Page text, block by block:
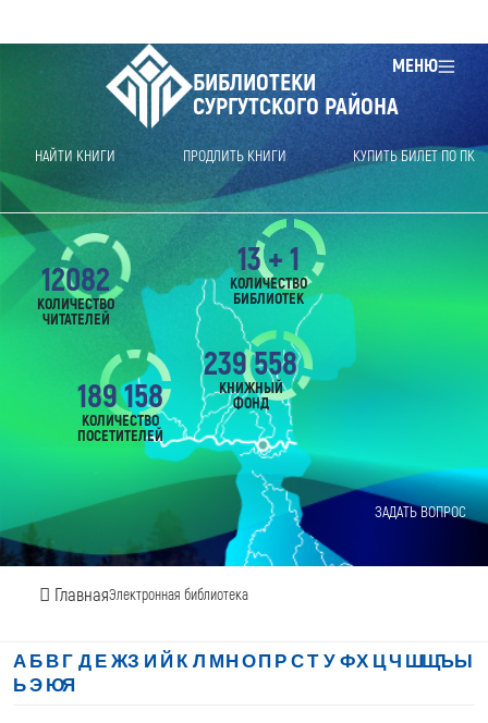
МЕНЮ
БИБЛИОТЕКИ
СУРГУТСКОГО РАЙОНА
НАЙТИ КНИГИ ПРОДЛИТЬ КНИГИ КУПИТЬ БИЛЕТ ПО ПК
ЗАДАТЬ ВОПРОС
ГлавнаяЭлектронная библиотека
12082
КОЛИЧЕСТВО
ЧИТАТЕЛЕЙ
189 158
КОЛИЧЕСТВО
ПОСЕТИТЕЛЕЙ
239 558
КНИЖНЫЙ
ФОНД
13 + 1
КОЛИЧЕСТВО
БИБЛИОТЕК
АБВГ ДЕЖЗ И Й К Л МНОП РСТ УФХ ЦЧ ШЩЪЫ
ЬЭЮЯ